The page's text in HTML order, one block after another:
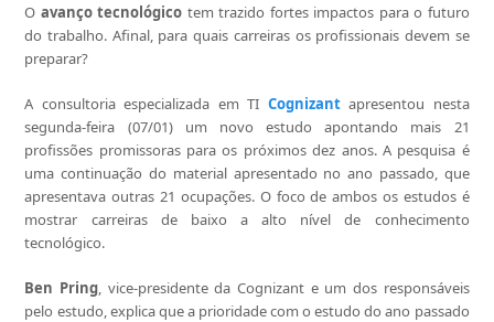
O avanço tecnológico tem trazido fortes impactos para o futuro
do trabalho. Afinal, para quais carreiras os profissionais devem se
preparar?
A consultoria especializada em TI Cognizantapresentou nesta
segunda-feira (07/01) um novo estudo apontando mais 21
profissões promissoras para os próximos dez anos. A pesquisa é
uma continuação do material apresentado no ano passado, que
apresentava outras 21 ocupações. O foco de ambos os estudos é
mostrar carreiras de baixo a alto nível de conhecimento
tecnológico.
Ben Pring, vice-presidente da Cognizant e um dos responsáveis
pelo estudo, explica que a prioridade com o estudo do ano passado